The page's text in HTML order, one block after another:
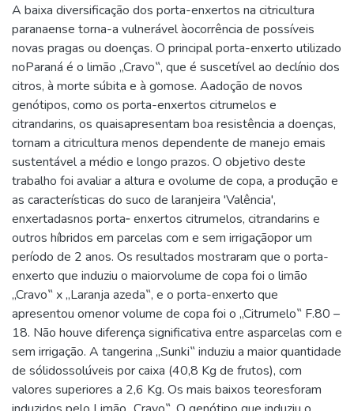
A baixa diversificação dos porta-enxertos na citricultura
paranaense torna-a vulnerável àocorrência de possíveis
novas pragas ou doenças. O principal porta-enxerto utilizado
noParaná é o limão „Cravo‟, que é suscetível ao declínio dos
citros, à morte súbita e à gomose. Aadoção de novos
genótipos, como os porta-enxertos citrumelos e
citrandarins, os quaisapresentam boa resistência a doenças,
tornam a citricultura menos dependente de manejo emais
sustentável a médio e longo prazos. O objetivo deste
trabalho foi avaliar a altura e ovolume de copa, a produção e
as características do suco de laranjeira 'Valência',
enxertadasnos porta‐ enxertos citrumelos, citrandarins e
outros híbridos em parcelas com e sem irrigaçãopor um
período de 2 anos. Os resultados mostraram que o porta-
enxerto que induziu o maiorvolume de copa foi o limão
„Cravo‟ x „Laranja azeda‟, e o porta-enxerto que
apresentou omenor volume de copa foi o „Citrumelo‟ F.80 –
18. Não houve diferença significativa entre asparcelas com e
sem irrigação. A tangerina „Sunki‟ induziu a maior quantidade
de sólidossolúveis por caixa (40,8 Kg de frutos), com
valores superiores a 2,6 Kg. Os mais baixos teoresforam